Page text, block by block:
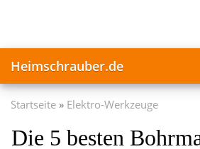
Heimschrauber.de
Startseite Elektro-Werkzeuge
Die 5 besten